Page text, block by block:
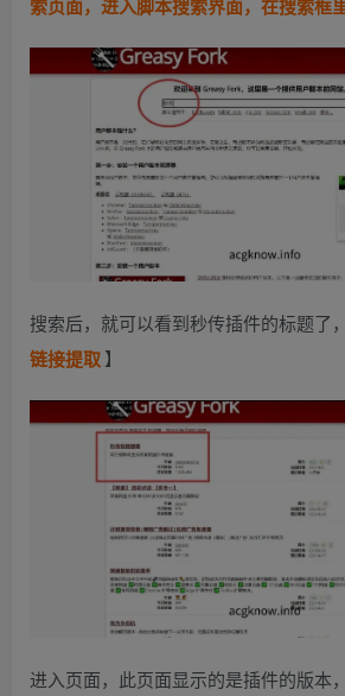
索页面，进入脚本搜索界面，在搜索框
搜索后，就可以看到秒传插件的标题了
链接提取】
进入页面，此页面显示的是插件的版本